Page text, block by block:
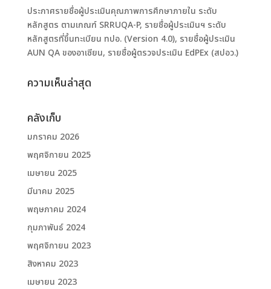
ประกาศรายชื่อผู้ประเมินคุณภาพการศึกษาภายใน ระดับ
หลักสูตร ตามเกณฑ์ SRRUQA-P, รายชื่อผู้ประเมินฯ ระดับ
หลักสูตรที่ขึ้นทะเบียน ทปอ. (Version 4.0), รายชื่อผู้ประเมิน
AUN QA ของอาเซียน, รายชื่อผู้ตรวจประเมิน EdPEx (สปอว.)
ความเห็นล่าสุด
คลังเก็บ
มกราคม 2026
พฤศจิกายน 2025
เมษายน 2025
มีนาคม 2025
พฤษภาคม 2024
กุมภาพันธ์ 2024
พฤศจิกายน 2023
สิงหาคม 2023
เมษายน 2023